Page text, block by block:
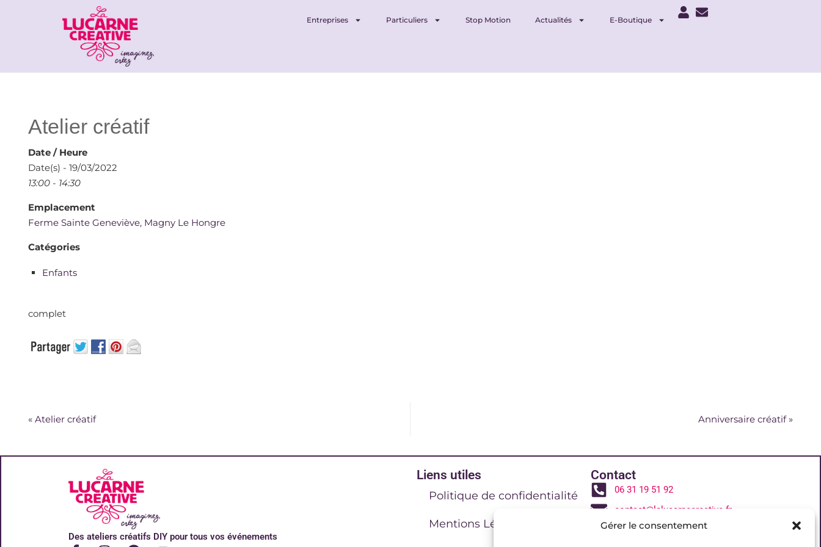
Gérer le consentement
Entreprises Particuliers Stop Motion Actualités E-Boutique
Atelier créatif
Date / Heure
Date(s) - 19/03/2022
13:00 - 14:30
Emplacement
Ferme Sainte Geneviève, Magny Le Hongre
Catégories
Enfants
complet
« Atelier créatif Anniversaire créatif»
Des ateliers créatifs DIY pour tous vos événements
Liens utiles
Politique de confidentialité
Mentions Légales
Contact
06 31 19 51 92
contact@lalucarnecreative.fr
77700 Magny le Hongre